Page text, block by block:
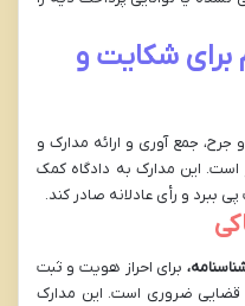
برای شکایت و
جمع آوری و ارائه مدارک و
است. این مدارک به دادگاه کمک
ببرد و رأی عادلانه صادر کند.
برای احراز هویت و ثبت
قضایی ضروری است. این مدارک